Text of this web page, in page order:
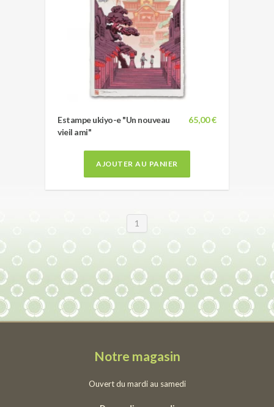
65,00 €
Estampe ukiyo-e "Un nouveau
vieil ami"
AJOUTER AU PANIER
1
Notre magasin
Ouvert du mardi au samedi